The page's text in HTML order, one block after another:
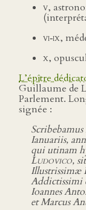
v,
vi‑ix,
x,
L’épître
Guillaume de
Parlement.
signée :
Ianuariis,
qui utinam
Ludovico,
Addictissimi
Ioannes
et Marcus